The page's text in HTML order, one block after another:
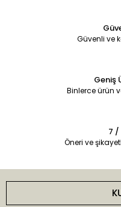
Güvenli ve
Geniş
Binlerce ürün
7 /
Öneri ve